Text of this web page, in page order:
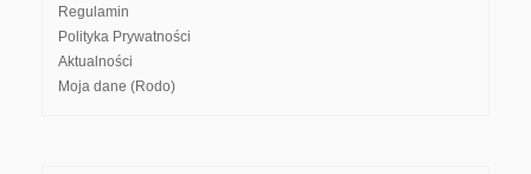
Regulamin
Polityka Prywatności
Aktualności
Moja dane (Rodo)